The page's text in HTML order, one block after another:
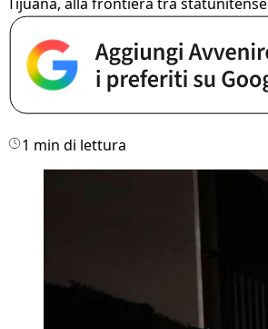
1 min di lettura